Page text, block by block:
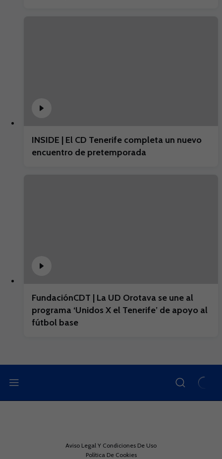
INSIDE | El CD Tenerife completa un nuevo
encuentro de pretemporada
FundaciónCDT | La UD Orotava se une al
programa ‘Unidos X el Tenerife’ de apoyo al
fútbol base
Aviso Legal Y Condiciones De Uso
Política De Cookies